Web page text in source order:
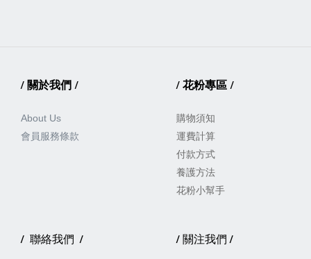
/關於我們/
About Us
會員服務條款
/花粉專區/
購物須知
運費計算
付款方式
養護方法
花粉小幫手
/ 聯絡我們 / / 關注我們 /